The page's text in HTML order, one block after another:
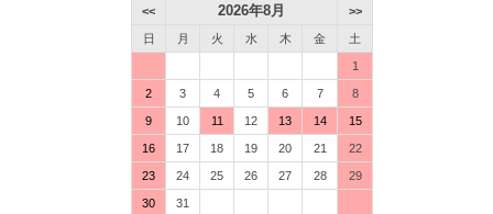
<< 2026年8月 >>
日 月 火 水 木 金 土
1
2 3 4 5 6 7 8
9 10 11 12 13 14 15
16 17 18 19 20 21 22
23 24 25 26 27 28 29
30 31